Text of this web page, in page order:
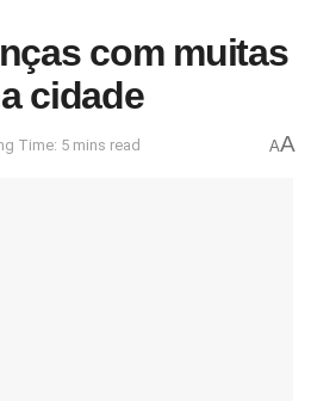
com muitas
cidade
Time: 5 mins read AA